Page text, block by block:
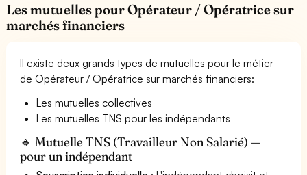
Les mutuelles pour Opérateur / Opératrice sur
marchés financiers
Il existe deux grands types de mutuelles pour le métier
de Opérateur / Opératrice sur marchés financiers:
Les mutuelles collectives
Les mutuelles TNS pour les indépendants
🔹 Mutuelle TNS (Travailleur Non Salarié) —
pour un indépendant